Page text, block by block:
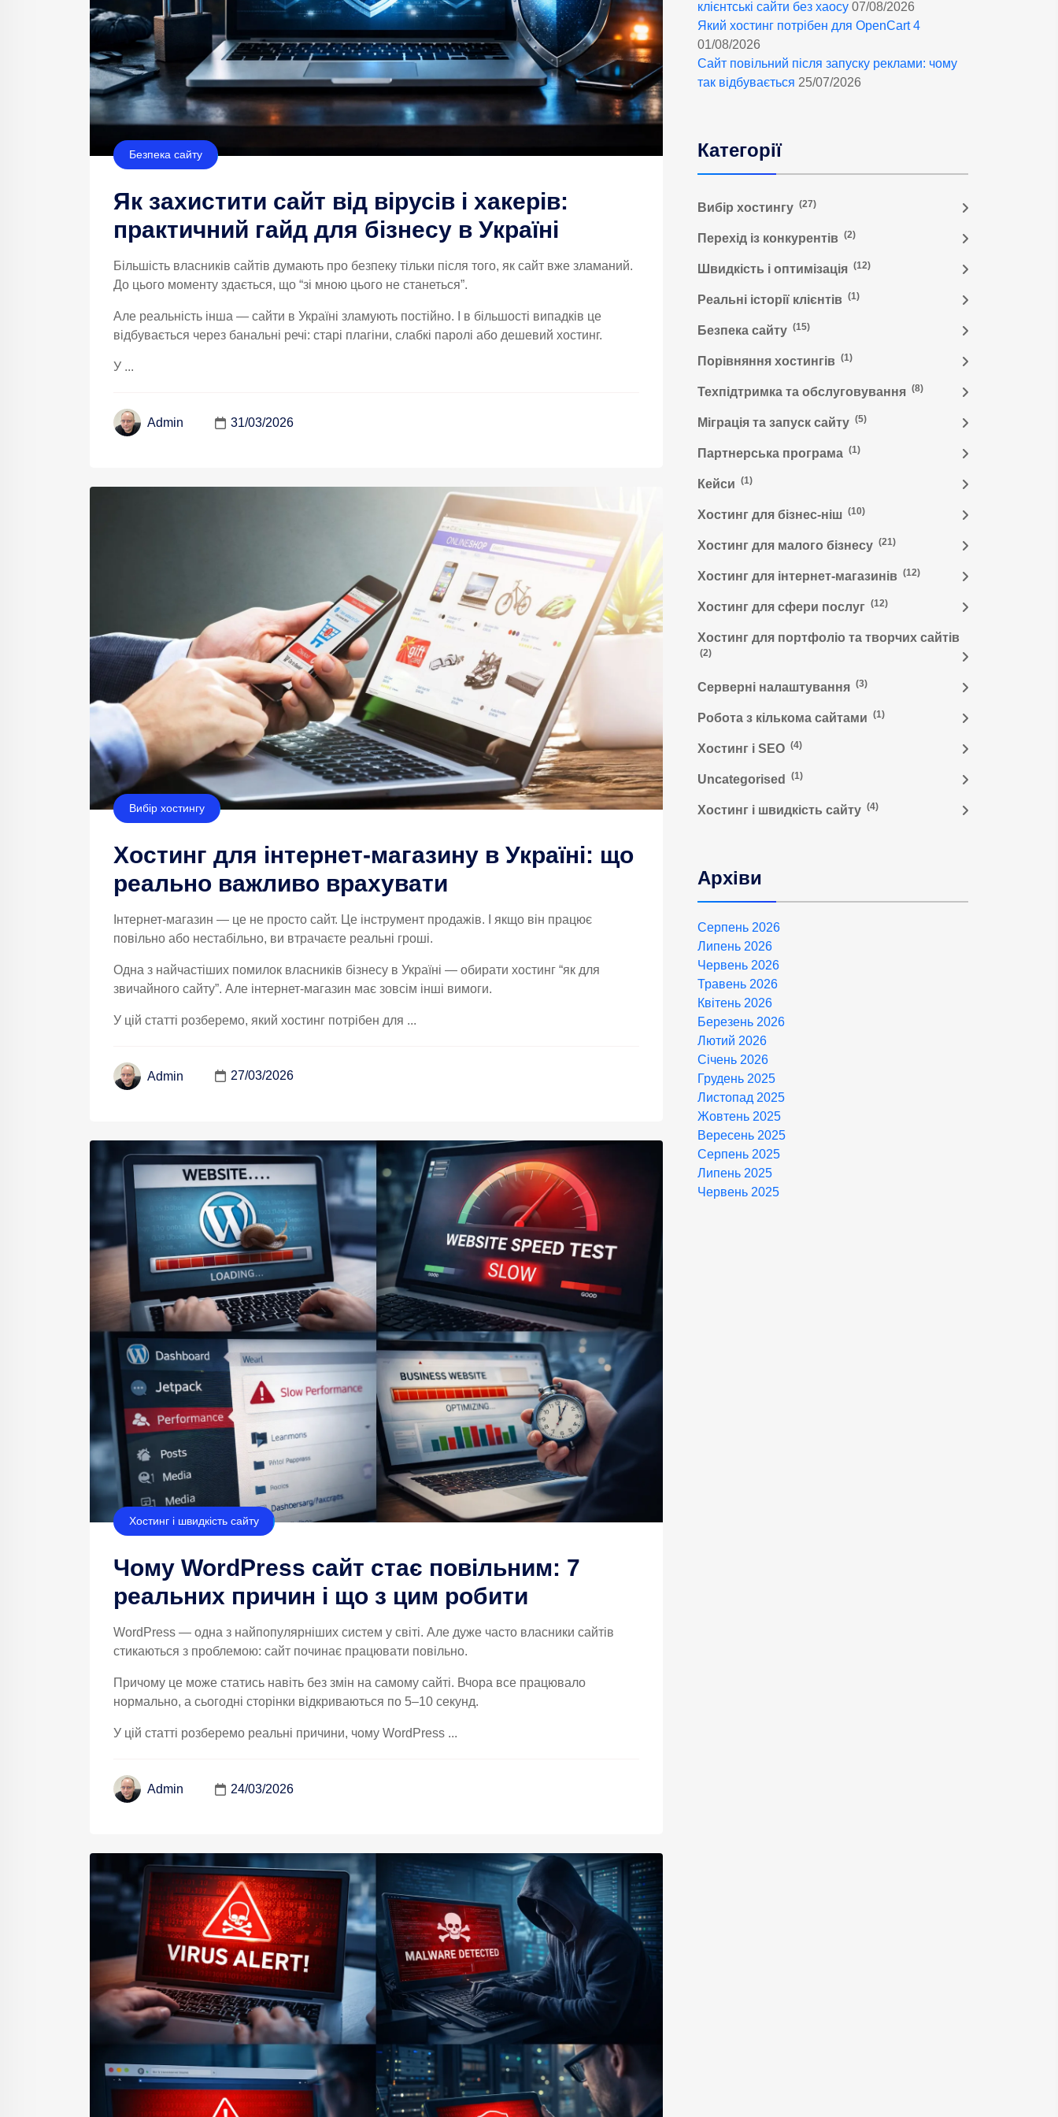
Безпека сайту
Як захистити сайт від вірусів і хакерів:
практичний гайд для бізнесу в Україні
Більшість власників сайтів думають про безпеку тільки після того, як сайт вже зламаний.
До цього моменту здається, що “зі мною цього не станеться”.
Але реальність інша — сайти в Україні зламують постійно. І в більшості випадків це
відбувається через банальні речі: старі плагіни, слабкі паролі або дешевий хостинг.
У ...
Admin 31/03/2026
Вибір хостингу
Хостинг для інтернет-магазину в Україні: що
реально важливо врахувати
Інтернет-магазин — це не просто сайт. Це інструмент продажів. І якщо він працює
повільно або нестабільно, ви втрачаєте реальні гроші.
Одна з найчастіших помилок власників бізнесу в Україні — обирати хостинг “як для
звичайного сайту”. Але інтернет-магазин має зовсім інші вимоги.
У цій статті розберемо, який хостинг потрібен для ...
Admin 27/03/2026
Хостинг і швидкість сайту
Чому WordPress сайт стає повільним: 7
реальних причин і що з цим робити
WordPress — одна з найпопулярніших систем у світі. Але дуже часто власники сайтів
стикаються з проблемою: сайт починає працювати повільно.
Причому це може статись навіть без змін на самому сайті. Вчора все працювало
нормально, а сьогодні сторінки відкриваються по 5–10 секунд.
У цій статті розберемо реальні причини, чому WordPress ...
Admin 24/03/2026
клієнтські сайти без хаосу 07/08/2026
Який хостинг потрібен для OpenCart 4
01/08/2026
Сайт повільний після запуску реклами: чому
так відбувається 25/07/2026
Категорії
Вибір хостингу (27)
Перехід із конкурентів (2)
Швидкість і оптимізація (12)
Реальні історії клієнтів (1)
Безпека сайту (15)
Порівняння хостингів (1)
Техпідтримка та обслуговування (8)
Міграція та запуск сайту (5)
Партнерська програма (1)
Кейси (1)
Хостинг для бізнес-ніш (10)
Хостинг для малого бізнесу (21)
Хостинг для інтернет-магазинів (12)
Хостинг для сфери послуг (12)
Хостинг для портфоліо та творчих сайтів
(2)
Серверні налаштування (3)
Робота з кількома сайтами (1)
Хостинг і SEO (4)
Uncategorised (1)
Хостинг і швидкість сайту (4)
Архіви
Серпень 2026
Липень 2026
Червень 2026
Травень 2026
Квітень 2026
Березень 2026
Лютий 2026
Січень 2026
Грудень 2025
Листопад 2025
Жовтень 2025
Вересень 2025
Серпень 2025
Липень 2025
Червень 2025